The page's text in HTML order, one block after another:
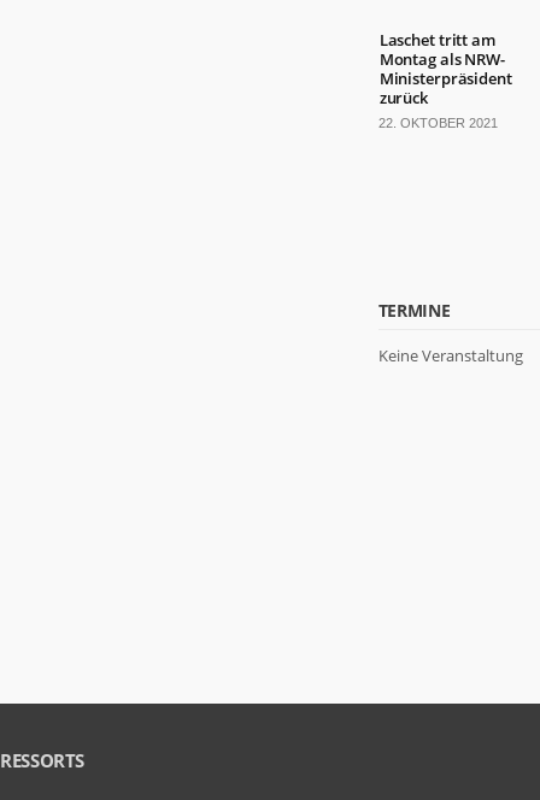
Laschet tritt am
Montag als NRW-
Ministerpräsident
zurück
22. OKTOBER 2021
TERMINE
Keine Veranstaltung
RESSORTS